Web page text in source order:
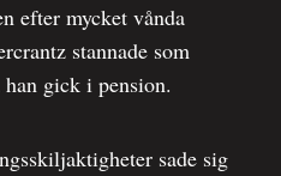
efter mycket vånda
stannade som
gick i pension.
sade sig